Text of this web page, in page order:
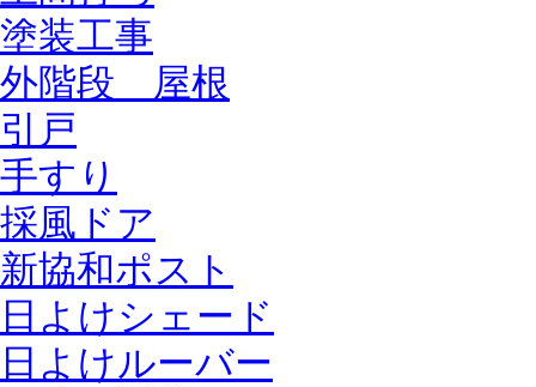
塗装工事
外階段 屋根
引戸
手すり
採風ドア
新協和ポスト
日よけシェード
日よけルーバー